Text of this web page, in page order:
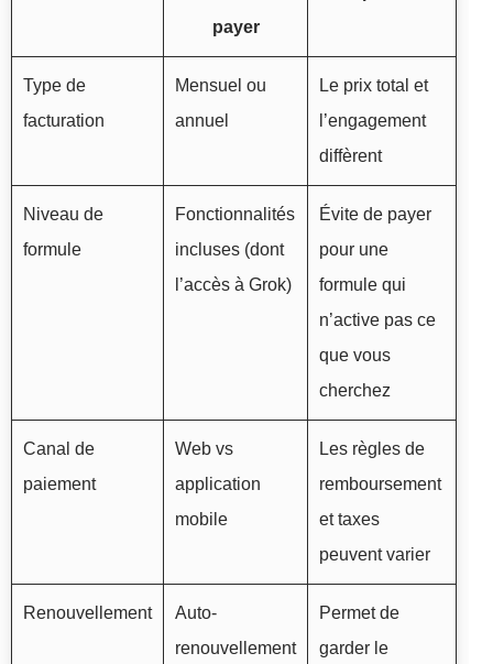
payer
Type de
facturation
Mensuel ou
annuel
Le prix total et
l’engagement
diffèrent
Niveau de
formule
Fonctionnalités
incluses (dont
l’accès à Grok)
Évite de payer
pour une
formule qui
n’active pas ce
que vous
cherchez
Canal de
paiement
Web vs
application
mobile
Les règles de
remboursement
et taxes
peuvent varier
Renouvellement
Auto-
renouvellement
Permet de
garder le